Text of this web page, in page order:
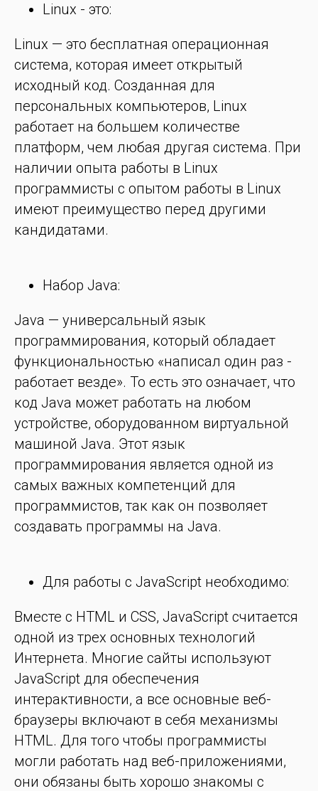
Linux - это:
Linux — это бесплатная операционная
система, которая имеет открытый
исходный код. Созданная для
персональных компьютеров, Linux
работает на большем количестве
платформ, чем любая другая система. При
наличии опыта работы в Linux
программисты с опытом работы в Linux
имеют преимущество перед другими
кандидатами.
Набор Java:
Java — универсальный язык
программирования, который обладает
функциональностью «написал один раз -
работает везде». То есть это означает, что
код Java может работать на любом
устройстве, оборудованном виртуальной
машиной Java. Этот язык
программирования является одной из
самых важных компетенций для
программистов, так как он позволяет
создавать программы на Java.
Для работы с JavaScript необходимо:
Вместе с HTML и CSS, JavaScript считается
одной из трех основных технологий
Интернета. Многие сайты используют
JavaScript для обеспечения
интерактивности, а все основные веб-
браузеры включают в себя механизмы
HTML. Для того чтобы программисты
могли работать над веб-приложениями,
они обязаны быть хорошо знакомы с